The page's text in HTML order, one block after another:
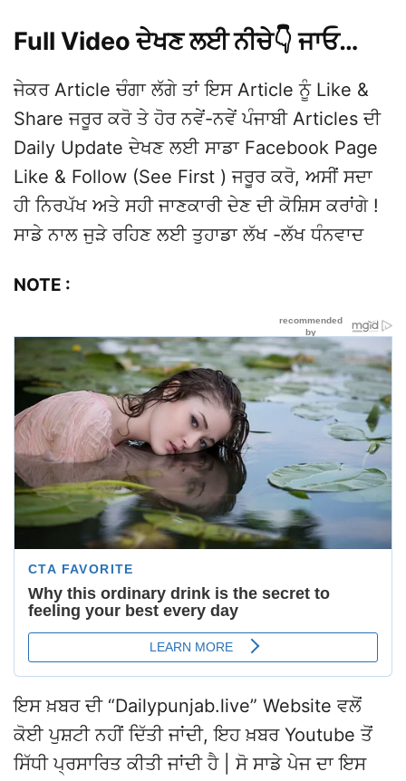
Full Video ਦੇਖਣ ਲਈ ਨੀਚੇ👇 ਜਾਓ…
ਜੇਕਰ Article ਚੰਗਾ ਲੱਗੇ ਤਾਂ ਇਸ Article ਨੂੰ Like &
Share ਜਰੂਰ ਕਰੋ ਤੇ ਹੋਰ ਨਵੇਂ-ਨਵੇਂ ਪੰਜਾਬੀ Articles ਦੀ
Daily Update ਦੇਖਣ ਲਈ ਸਾਡਾ Facebook Page
Like & Follow (See First ) ਜਰੂਰ ਕਰੋ, ਅਸੀਂ ਸਦਾ
ਹੀ ਨਿਰਪੱਖ ਅਤੇ ਸਹੀ ਜਾਣਕਾਰੀ ਦੇਣ ਦੀ ਕੋਸ਼ਿਸ ਕਰਾਂਗੇ !
ਸਾਡੇ ਨਾਲ ਜੁੜੇ ਰਹਿਣ ਲਈ ਤੁਹਾਡਾ ਲੱਖ -ਲੱਖ ਧੰਨਵਾਦ
NOTE :
ਇਸ ਖ਼ਬਰ ਦੀ “Dailypunjab.live” Website ਵਲੋਂ
ਕੋਈ ਪੁਸ਼ਟੀ ਨਹੀਂ ਦਿੱਤੀ ਜਾਂਦੀ, ਇਹ ਖ਼ਬਰ Youtube ਤੋਂ
ਸਿੱਧੀ ਪ੍ਰਸਾਰਿਤ ਕੀਤੀ ਜਾਂਦੀ ਹੈ | ਸੋ ਸਾਡੇ ਪੇਜ ਦਾ ਇਸ